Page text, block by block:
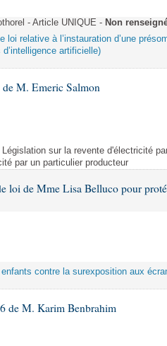
- Article UNIQUE - Non
loi relative à l’instauration d’une
artificielle)
de M. Emeric Salmon
sur la revente d'électricité
par un particulier producteur
loi de Mme Lisa Belluco pour
contre la surexposition aux
de M. Karim Benbrahim